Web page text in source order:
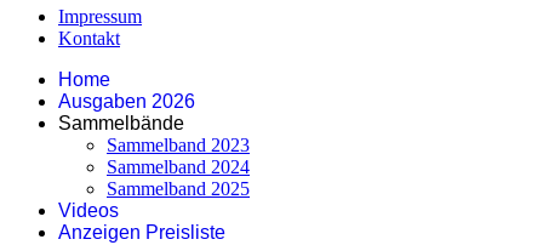
Impressum
Kontakt
Home
Ausgaben 2026
Sammelbände
Sammelband 2023
Sammelband 2024
Sammelband 2025
Videos
Anzeigen Preisliste